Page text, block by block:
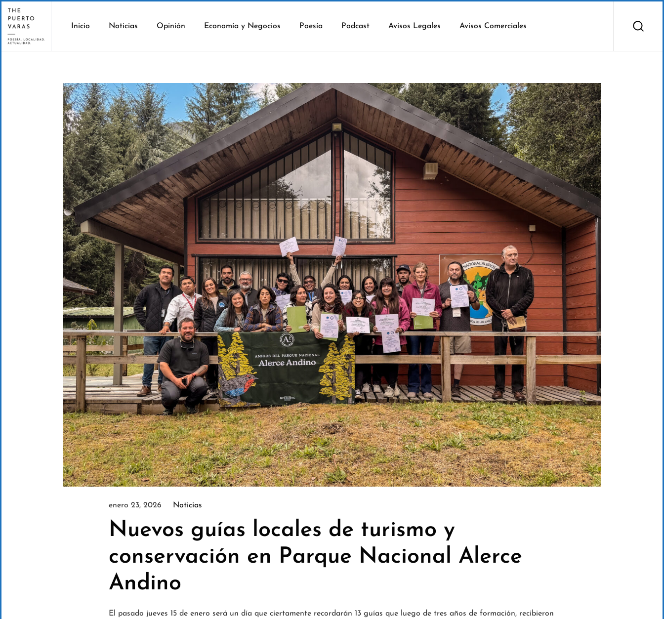
Inicio Noticias Opinión Economía y Negocios Poesía Podcast Avisos Legales Avisos Comerciales
enero 23, 2026 Noticias
Nuevos guías locales de turismo y
conservación en Parque Nacional Alerce
Andino
El pasado jueves 15 de enero será un día que ciertamente recordarán 13 guías que luego de tres años de formación, recibieron